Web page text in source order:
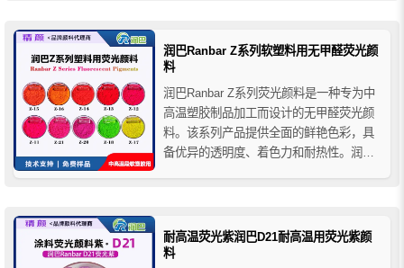
润巴Ranbar Z系列软塑料用无甲醛荧光颜
料
润巴Ranbar Z系列荧光颜料是一种专为中
高温塑胶制品加工而设计的无甲醛荧光颜
料。该系列产品提供全面的鲜艳色彩，具
备优异的透明度、着色力和耐热性。润巴Z
耐高温荧光紫润巴D21耐高温用荧光紫颜
料